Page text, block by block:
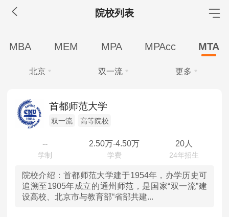
院校列表
报名流程
考试真题
招生简章
MEM工程管理
院校库 考试报名 招生政策
招生简章
院校库 考试报名 招生政策 学制学费
报名流程
MBA MEM MPA MPAcc MTA
北京
北京
河北
山西
双一流
985
双一流
高等院校
更多
全部
全部
学习方式
全部 全日制 非全日制
首都师范大学
双一流 高等院校
-- 2.50万-4.50万 20人
院校介绍： 首都师范大学建于1954年，办学历史可
追溯至1905年成立的通州师范，是国家“双一流”建
设高校、北京市与教育部“省部共建...